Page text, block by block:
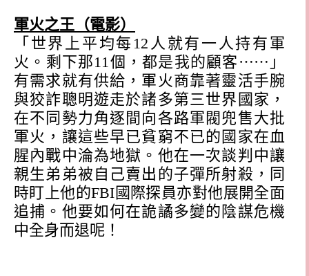
軍火之王（電影）
「世界上平均每 12 人就有一人持有軍
火。剩下那11 個，都是我的顧客 ⋯⋯ 」
有需求就有供給，軍火商靠著靈活手腕
與狡詐聰明遊走於諸多第三世界國家，
在不同勢力角逐間向各路軍閥兜售大批
軍火，讓這些早已貧窮不已的國家在血
腥內戰中淪為地獄。他在一次談判中讓
親生弟弟被自己賣出的子彈所射殺，同
時盯上他的FBI國際探員亦對他展開全面
追捕。他要如何在詭譎多變的陰謀危機
中全身而退呢！